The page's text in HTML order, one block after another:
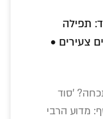
תפילה
צעירים •
'סוד
מדוע הרבי